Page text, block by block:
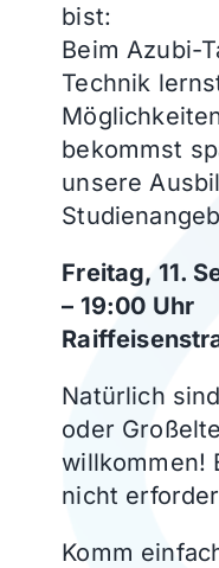
bist:
Beim Azubi-
Technik
bekommst
unsere
Freitag, 11.
– 19:00 Uhr
Natürlich
oder
willkommen!
nicht
Komm